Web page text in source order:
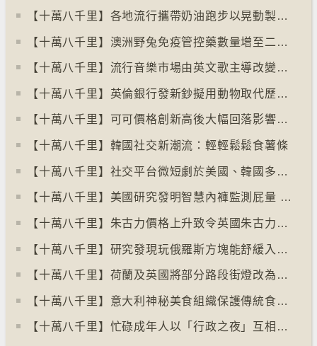
【十萬八千里】各地流行攜帶奶油跑步以晃動製造新鮮牛油
【十萬八千里】澳洲野兔免疫管控藥數量增至二億隻
【十萬八千里】流行音樂市場由英文歌主導改變為多國語言歌曲
【十萬八千里】英倫銀行發新鈔擬用動物取代歷史人物
【十萬八千里】可可價格創新高後大幅回落影響農民生計
【十萬八千里】韓國社交新潮流：輕輕鬆鬆食薯條
【十萬八千里】社交平台微短劇於美國、韓國多地掀熱潮
【十萬八千里】美國研究發明智慧內褲監測屁量 以助改善消化系統
【十萬八千里】朱古力價格上升致令英國朱古力盜竊案高升
【十萬八千里】研究發現玩俄羅斯方塊能舒緩入侵性創傷後遺症
【十萬八千里】荷蘭及英國將部分路段街燈改為紅色
【十萬八千里】意大利神秘美食組織保護傳統食物、烹飪方法和菜餚
【十萬八千里】忙碌成年人以「行政之夜」互相督促完成擱置私務